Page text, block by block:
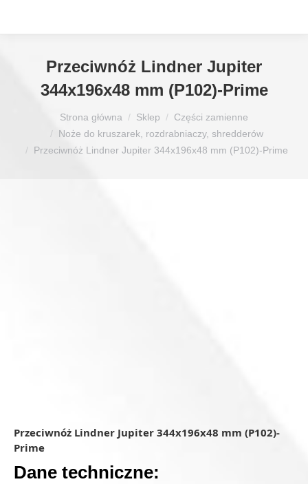
Przeciwnóż Lindner Jupiter
344x196x48 mm (P102)-Prime
Strona główna Sklep
Części zamienne
Noże do kruszarek, rozdrabniaczy, shredderów
Przeciwnóż Lindner Jupiter 344x196x48 mm (P102)-Prime
Przeciwnóż Lindner Jupiter 344x196x48 mm (P102)-
Prime
Dane techniczne: